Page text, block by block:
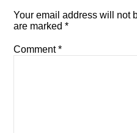
Your email address will not
are marked*
Comment*